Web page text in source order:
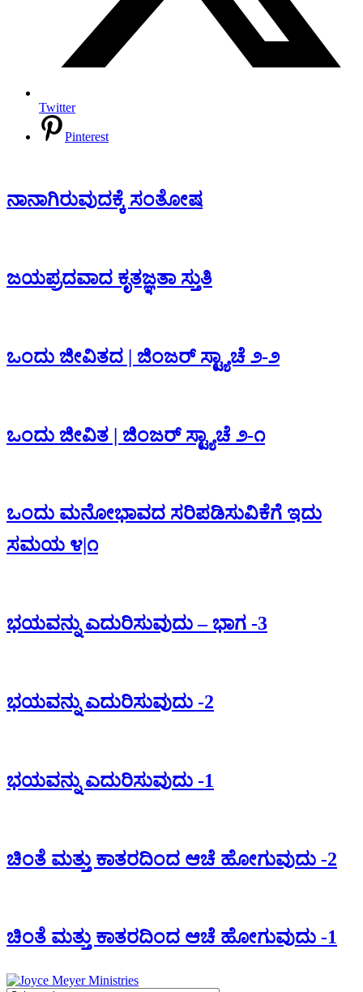
Twitter
Pinterest
ನಾನಾಗಿರುವುದಕ್ಕೆ ಸಂತೋಷ
ಜಯಪ್ರದವಾದ ಕೃತಜ್ಞತಾ ಸ್ತುತಿ
ಒಂದು ಜೀವಿತದ | ಜಿಂಜರ್ ಸ್ಟ್ಯಾಚೆ ೨-೨
‌ಒಂದು ಜೀವಿತ | ಜಿಂಜರ್ ಸ್ಟ್ಯಾಚೆ ೨-೧
ಒಂದು ಮನೋಭಾವದ ಸರಿಪಡಿಸುವಿಕೆಗೆ ಇದು
ಸಮಯ ೪|೧
ಭಯವನ್ನು ಎದುರಿಸುವುದು – ಭಾಗ -3
ಭಯವನ್ನು ಎದುರಿಸುವುದು -2
ಭಯವನ್ನು ಎದುರಿಸುವುದು -1
ಚಿಂತೆ ಮತ್ತು ಕಾತರದಿಂದ ಆಚೆ ಹೋಗುವುದು -2
ಚಿಂತೆ ಮತ್ತು ಕಾತರದಿಂದ ಆಚೆ ಹೋಗುವುದು -1